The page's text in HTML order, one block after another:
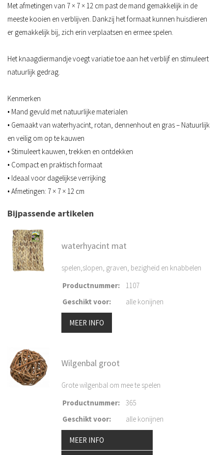
Met afmetingen van 7 × 7 × 12 cm past de mand gemakkelijk in de
meeste kooien en verblijven. Dankzij het formaat kunnen huisdieren
er gemakkelijk bij, zich erin verplaatsen en ermee spelen.
Het knaagdiermandje voegt variatie toe aan het verblijf en stimuleert
natuurlijk gedrag.
Kenmerken
• Mand gevuld met natuurlijke materialen
• Gemaakt van waterhyacint, rotan, dennenhout en gras – Natuurlijk
en veilig om op te kauwen
• Stimuleert kauwen, trekken en ontdekken
• Compact en praktisch formaat
• Ideaal voor dagelijkse verrijking
• Afmetingen: 7 × 7 × 12 cm
Bijpassende artikelen
waterhyacint mat
spelen,slopen, graven, bezigheid en knabbelen
Productnummer:
1107
Geschikt voor: alle konijnen
MEER INFO
Wilgenbal groot
Grote wilgenbal om mee te spelen
Productnummer:
365
Geschikt voor: alle konijnen
MEER INFO